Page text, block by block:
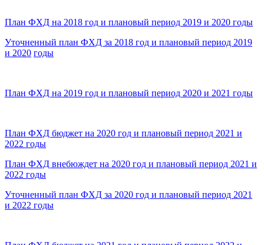
План ФХД на 2018 год и плановый период 2019 и 2020 годы
Уточненный план ФХД за 2018 год и плановый период 2019
и 2020 годы
План ФХД на 2019 год и плановый период 2020 и 2021 годы
План ФХД бюджет на 2020 год и плановый период 2021 и
2022 годы
План ФХД внебюждет на 2020 год и плановый период 2021 и
2022 годы
Уточненный план ФХД за 2020 год и плановый период 2021
и 2022 годы